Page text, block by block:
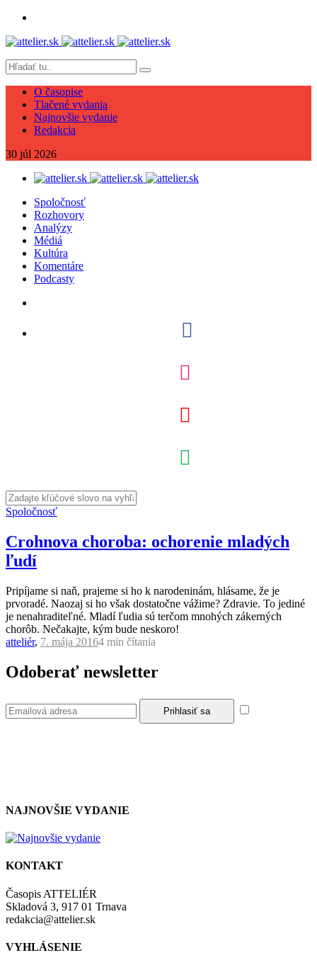
O časopise
Tlačené vydania
Najnovšie vydanie
Redakcia
30 júl 2026
Spoločnosť
Rozhovory
Analýzy
Médiá
Kultúra
Komentáre
Podcasty
Spoločnosť
Crohnova choroba: ochorenie mladých
ľudí
Pripíjame si naň, prajeme si ho k narodeninám, hlásame, že je
prvoradé. Naozaj si ho však dostatočne vážime? Zdravie. To jediné
je nenahraditeľné. Mladí ľudia sú terčom mnohých zákerných
chorôb. Nečakajte, kým bude neskoro!
atteliér, 7. mája 20164 min čítania
Odoberať newsletter
NAJNOVŠIE VYDANIE
KONTAKT
Časopis ATTELIÉR
Skladová 3, 917 01 Trnava
redakcia@attelier.sk
VYHLÁSENIE